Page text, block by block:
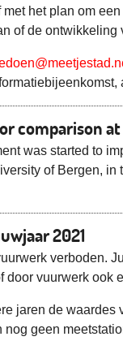
met het plan om
of de ontwikkeling
comparison
was started to
of Bergen,
2021
verboden.
door vuurwerk ook
jaren de
geen